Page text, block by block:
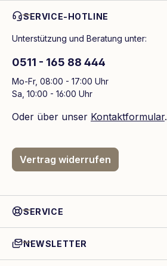
SERVICE-HOTLINE
Unterstützung und Beratung unter:
0511 - 165 88 444
Mo-Fr, 08:00 - 17:00 Uhr
Sa, 10:00 - 16:00 Uhr
Oder über unser Kontaktformular.
Vertrag widerrufen
SERVICE
NEWSLETTER